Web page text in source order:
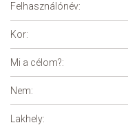
Felhasználónév:
Kor:
Mi a célom?:
Nem:
Lakhely: